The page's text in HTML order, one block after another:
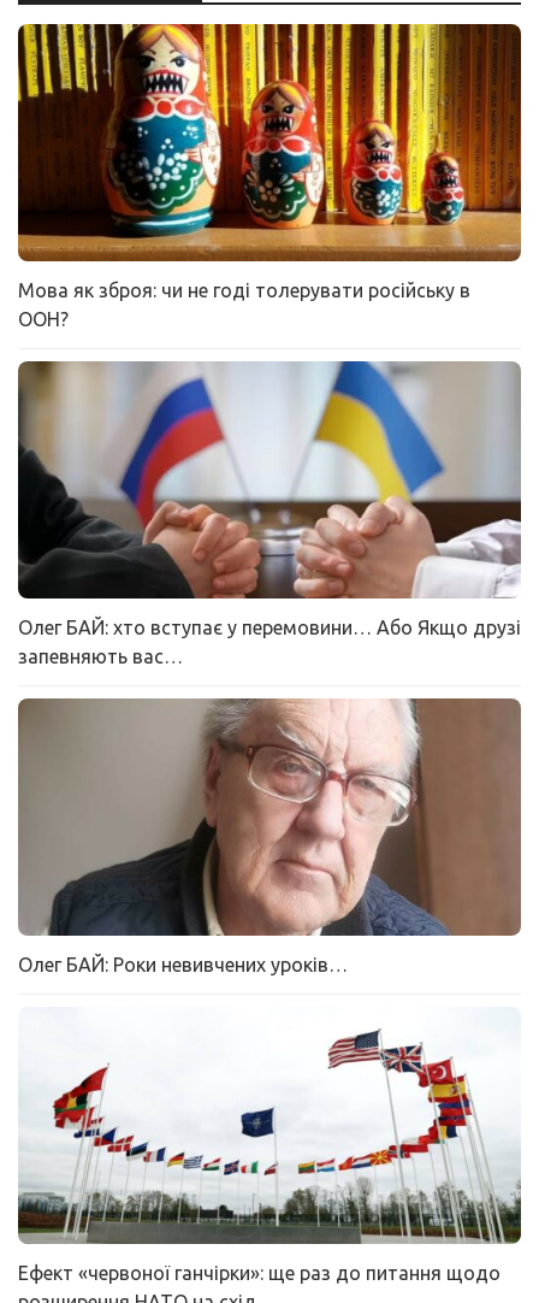
Мова як зброя: чи не годі толерувати російську в
ООН?
Олег БАЙ: хто вступає у перемовини… Або Якщо друзі
запевняють вас…
Олег БАЙ: Роки невивчених уроків…
Ефект «червоної ганчірки»: ще раз до питання щодо